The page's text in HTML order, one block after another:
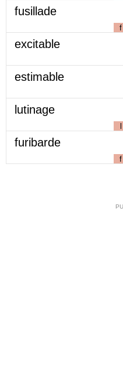
fusillade
f
excitable
estimable
lutinage
l
furibarde
f